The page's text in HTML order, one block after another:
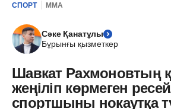
СПОРТ ММА
Сәке Қанатұлы
Бұрынғы қызметкер
Шавкат Рахмоновтың
жеңіліп көрмеген
спортшыны нокаутқа